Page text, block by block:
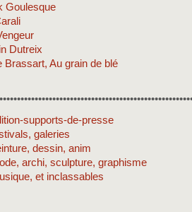
Goulesque
Dutreix
Brassart, Au grain de blé
supports-de-presse
galeries
dessin, anim
archi, sculpture, graphisme
et inclassables